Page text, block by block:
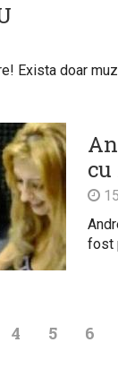
Exista doar
fost
4 5 6